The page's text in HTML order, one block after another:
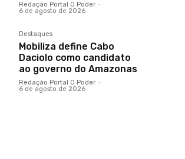
Redação Portal O Poder -
6 de agosto de 2026
Destaques
Mobiliza define Cabo
Daciolo como candidato
ao governo do Amazonas
Redação Portal O Poder -
6 de agosto de 2026